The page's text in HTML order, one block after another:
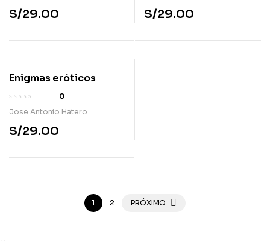
S/29.00 S/29.00
Enigmas eróticos
0
Jose Antonio Hatero
S/29.00
1 2 PRÓXIMO